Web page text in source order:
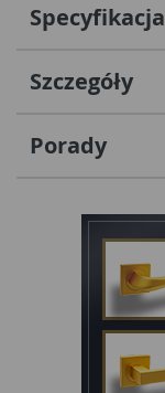
Specyfikacja
Szczegóły
Porady